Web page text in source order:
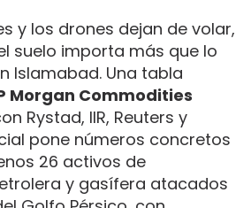
y los drones dejan de volar,
suelo importa más que lo
Islamabad. Una tabla
Morgan Commodities
Rystad, IIR, Reuters y
pone números concretos
26 activos de
y gasífera atacados